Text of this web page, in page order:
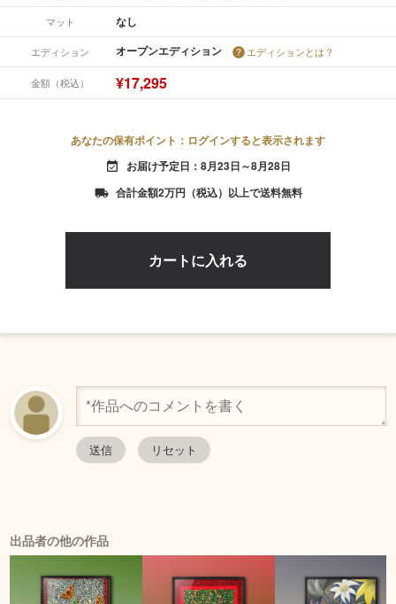
マット なし
エディション オープンエディション エディションとは？
金額（税込） ¥17,295
あなたの保有ポイント：ログインすると表示されます
event_available お届け予定日：8月23日～8月28日
local_shipping 合計金額2万円（税込）以上で送料無料
出品者の他の作品